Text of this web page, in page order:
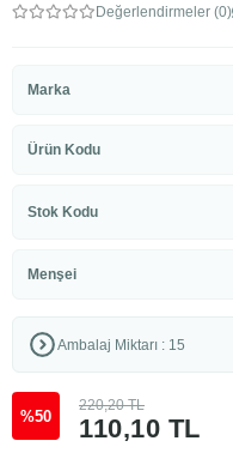
Değerlendirmeler (0)
Marka
Ürün Kodu
Stok Kodu
Menşei
Ambalaj Miktarı : 15
%50 110,10 TL
220,20 TL